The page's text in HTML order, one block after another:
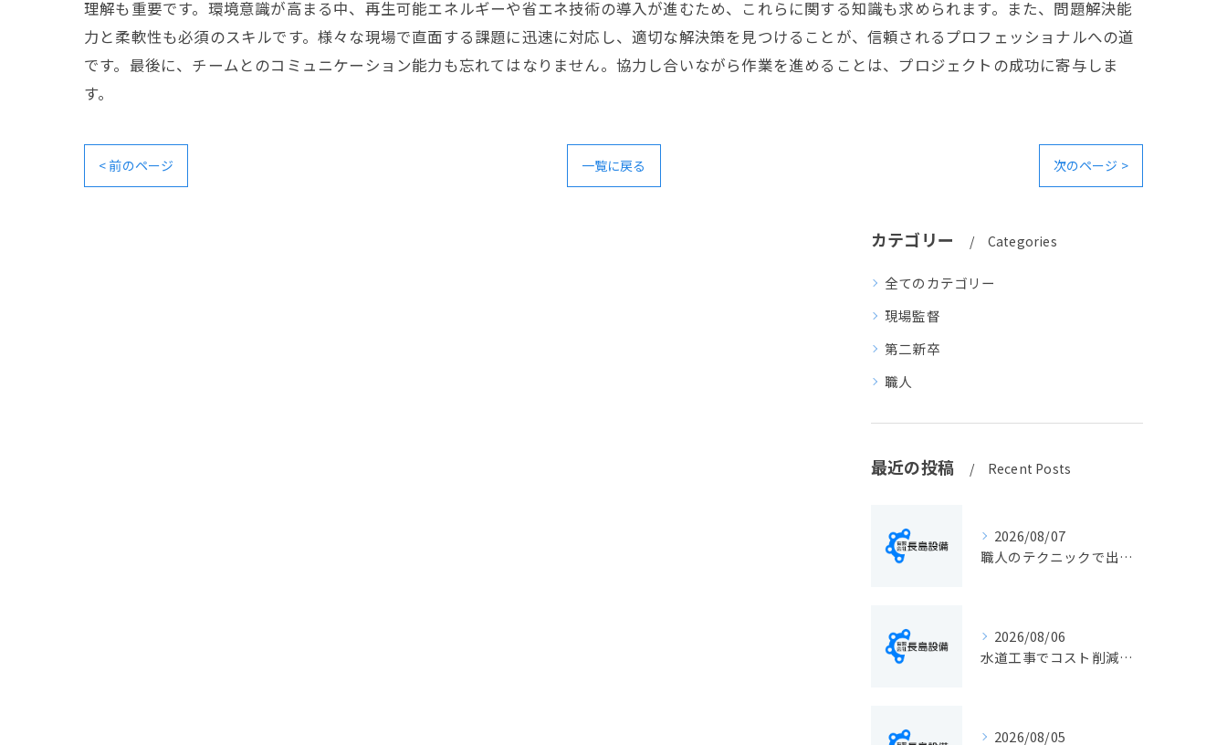
理解も重要です。環境意識が高まる中、再生可能エネルギーや省エネ技術の導入が進むため、これらに関する知識も求められます。また、問題解決能
力と柔軟性も必須のスキルです。様々な現場で直面する課題に迅速に対応し、適切な解決策を見つけることが、信頼されるプロフェッショナルへの道
です。最後に、チームとのコミュニケーション能力も忘れてはなりません。協力し合いながら作業を進めることは、プロジェクトの成功に寄与しま
す。
< 前のページ 一覧に戻る 次のページ >
カテゴリー Categories
全てのカテゴリー
現場監督
第二新卒
職人
最近の投稿 Recent Posts
2026/08/07
職人のテクニックで出会う静岡県静岡市の伝統工芸と学びの魅力徹底解説
2026/08/06
水道工事でコスト削減を実現する静岡県静岡市の手続きと費用見直しポイント
2026/08/05